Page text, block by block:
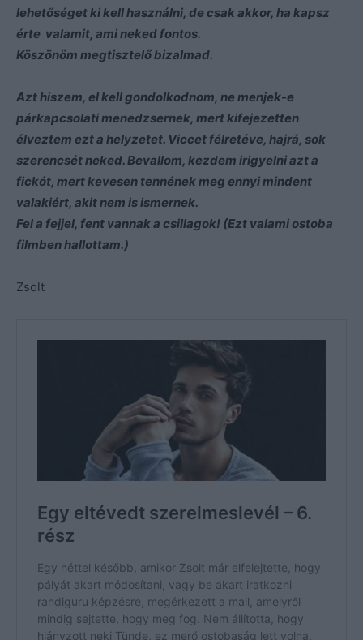
lehetőséget ki kell használni, de csak akkor, ha kapsz
érte valamit, ami neked fontos.
Köszönöm megtisztelő bizalmad.
Azt hiszem, el kell gondolkodnom, ne menjek-e
párkapcsolati menedzsernek, mert kifejezetten
élveztem ezt a helyzetet. Viccet félretéve, hajrá, sok
szerencsét neked. Bevallom, kezdem irigyelni azt a
fickót, mert kevesen tennének meg ennyi mindent
valakiért, akit nem is ismernek.
Fel a fejjel, fent vannak a csillagok! (Ezt valami ostoba
filmben hallottam.)
Zsolt